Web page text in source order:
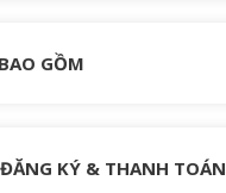
GỒM
KÝ & THANH TOÁN